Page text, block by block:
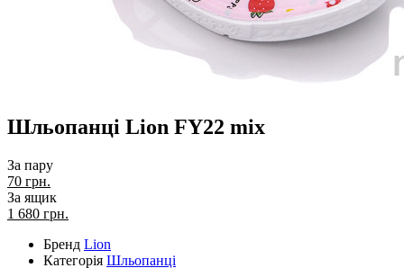
Шльопанці Lion FY22 mix
За пару
70 грн.
За ящик
1 680 грн.
Бренд Lion
Категорія Шльопанці